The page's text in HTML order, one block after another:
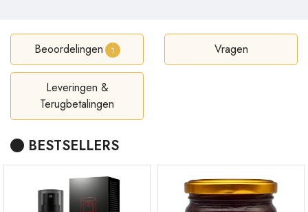
Beoordelingen 1 Vragen
Leveringen &
Terugbetalingen
BESTSELLERS